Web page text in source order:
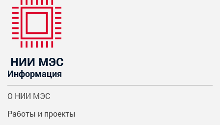
НИИ МЭС
Информация
О НИИ МЭС
Работы и проекты